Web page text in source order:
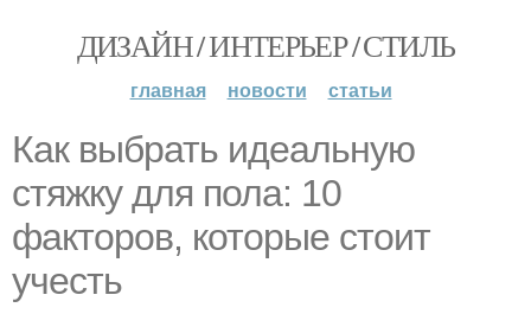
ДИЗАЙН / ИНТЕРЬЕР / СТИЛЬ
главная новости статьи
Как выбрать идеальную
стяжку для пола: 10
факторов, которые стоит
учесть